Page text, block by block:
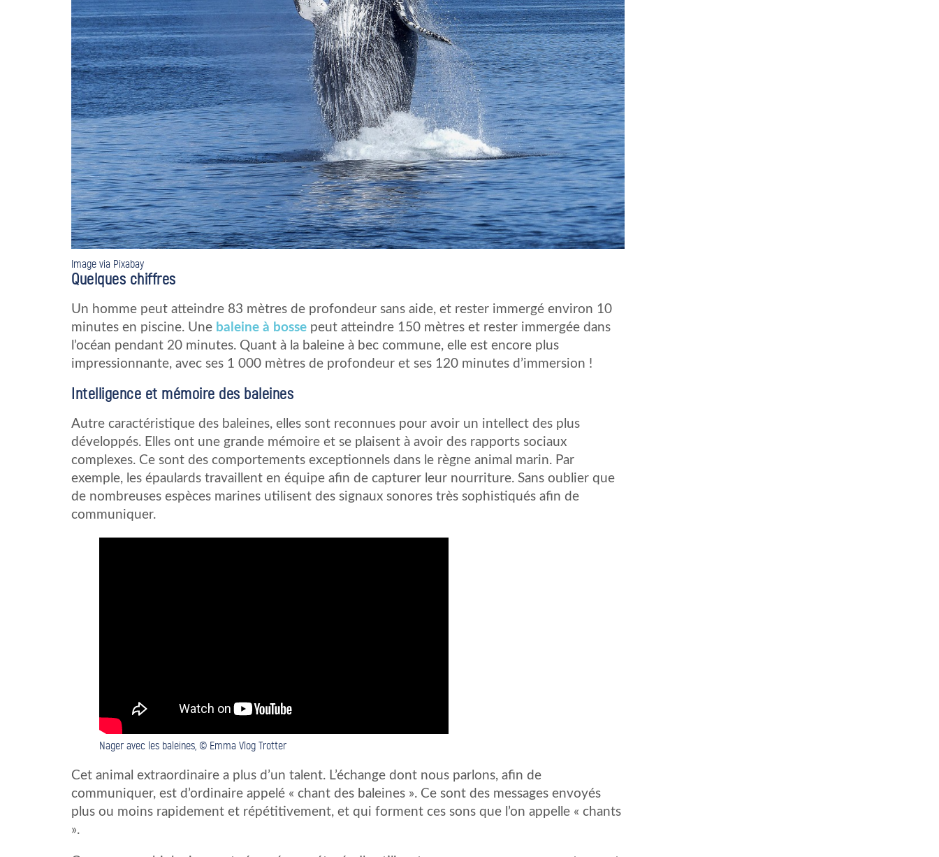
Image via Pixabay
Quelques chiffres
Un homme peut atteindre 83 mètres de profondeur sans aide, et rester immergé environ 10
minutes en piscine. Une baleine à bosse peut atteindre 150 mètres et rester immergée dans
l’océan pendant 20 minutes. Quant à la baleine à bec commune, elle est encore plus
impressionnante, avec ses 1 000 mètres de profondeur et ses 120 minutes d’immersion !
Intelligence et mémoire des baleines
Autre caractéristique des baleines, elles sont reconnues pour avoir un intellect des plus
développés. Elles ont une grande mémoire et se plaisent à avoir des rapports sociaux
complexes. Ce sont des comportements exceptionnels dans le règne animal marin. Par
exemple, les épaulards travaillent en équipe afin de capturer leur nourriture. Sans oublier que
de nombreuses espèces marines utilisent des signaux sonores très sophistiqués afin de
communiquer.
Nager avec les baleines, © Emma Vlog Trotter
Cet animal extraordinaire a plus d’un talent. L’échange dont nous parlons, afin de
communiquer, est d’ordinaire appelé « chant des baleines ». Ce sont des messages envoyés
plus ou moins rapidement et répétitivement, et qui forment ces sons que l’on appelle « chants
».